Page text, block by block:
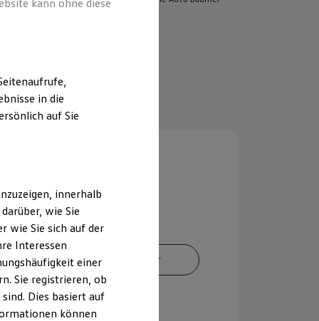
Ansprechpartner
kann ohne diese
in die
auf Sie
innerhalb
wie Sie
wie Sie sich auf der
Interessen
einer
Sie registrieren, ob
Dies basiert auf
können